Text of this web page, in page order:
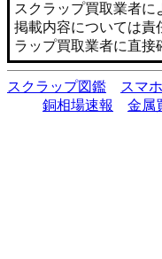
スクラップ買取業者に
掲載内容については責
ラップ買取業者に直接
スクラップ図鑑 スマ
銅相場速報
金属